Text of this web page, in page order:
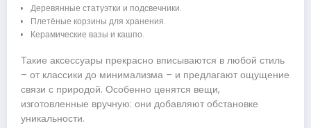
Деревянные статуэтки и подсвечники.
Плетёные корзины для хранения.
Керамические вазы и кашпо.
Такие аксессуары прекрасно вписываются в любой стиль
– от классики до минимализма – и предлагают ощущение
связи с природой. Особенно ценятся вещи,
изготовленные вручную: они добавляют обстановке
уникальности.